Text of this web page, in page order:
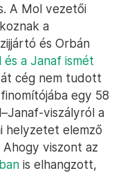
A Mol vezetői
a
és Orbán
és a Janaf ismét
cég nem tudott
egy 58
viszályról a
helyzetet elemző
viszont az
is elhangzott,